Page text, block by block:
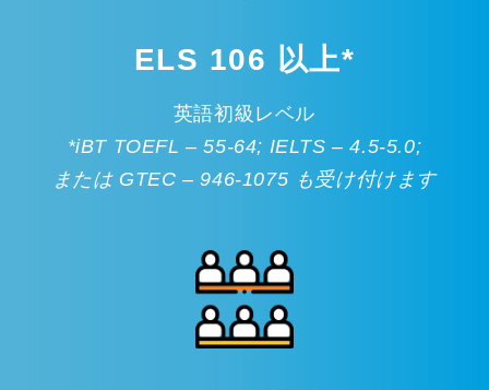
ELS 106 以上*
英語初級レベル
*iBT TOEFL – 55-64; IELTS – 4.5-5.0;
または GTEC – 946-1075 も受け付けます